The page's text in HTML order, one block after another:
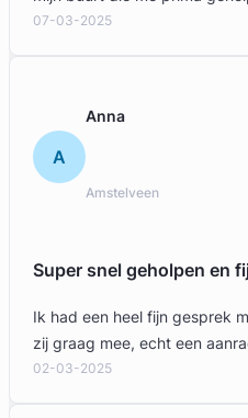
07-03-2025
A
Anna
Amstelveen
Super snel geholpen en
Ik had een heel fijn gesprek
zij graag mee, echt een
02-03-2025